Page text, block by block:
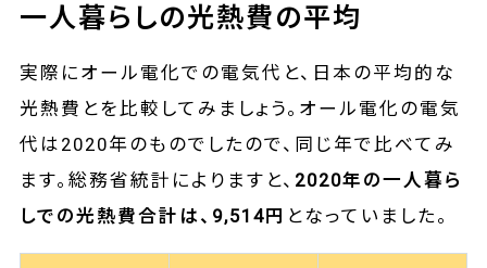
一人暮らしの光熱費の平均
実際にオール電化での電気代と、日本の平均的な
光熱費とを比較してみましょう。オール電化の電気
代は2020年のものでしたので、同じ年で比べてみ
ます。総務省統計によりますと、 2020年の一人暮ら
しでの光熱費合計は、9,514円 となっていました。